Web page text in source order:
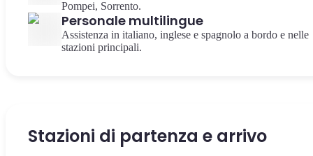
Pompei, Sorrento.
Personale multilingue
Assistenza in italiano, inglese e spagnolo a bordo e nelle
stazioni principali.
Stazioni di partenza e arrivo